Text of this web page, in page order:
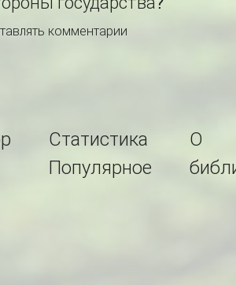
комментарии
Статистика
Популярное
О